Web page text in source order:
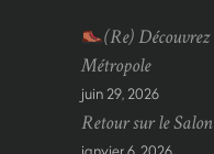
(Re)
Métropole
juin 29, 2026
Retour sur le